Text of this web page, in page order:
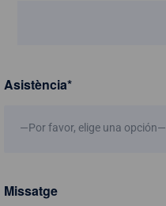
Asistència*
—Por favor, elige una opción—
Missatge